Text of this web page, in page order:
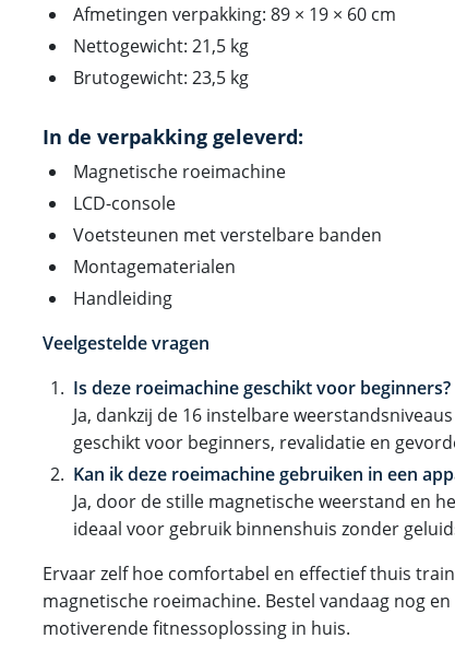
Afmetingen verpakking: 89 × 19 × 60 cm
Nettogewicht: 21,5 kg
Brutogewicht: 23,5 kg
In de verpakking geleverd:
Magnetische roeimachine
LCD-console
Voetsteunen met verstelbare banden
Montagematerialen
Handleiding
Veelgestelde vragen
Is deze roeimachine geschikt voor beginners?
Ja, dankzij de 16 instelbare
geschikt voor beginners, revalidatie en
Kan ik deze roeimachine gebruiken in een
Ja, door de stille magnetische weerstand en
ideaal voor gebruik binnenshuis zonder
Ervaar zelf hoe comfortabel en effectief thuis
magnetische roeimachine. Bestel vandaag nog
motiverende fitnessoplossing in huis.